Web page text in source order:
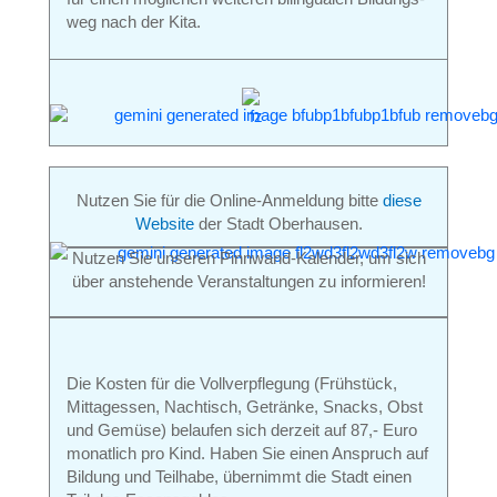
weg nach der Kita.
Nutzen Sie für die Online-Anmeldung bitte diese
Websiteder Stadt Oberhausen.
Nutzen Sie unseren Pinnwand-Kalender, um sich
über anstehende Veranstaltungen zu informieren!
Die Kosten für die Vollverpflegung (Frühstück,
Mittagessen, Nachtisch, Getränke, Snacks, Obst
und Gemüse) belaufen sich derzeit auf 87,- Euro
monatlich pro Kind. Haben Sie einen Anspruch auf
Bildung und Teilhabe, übernimmt die Stadt einen